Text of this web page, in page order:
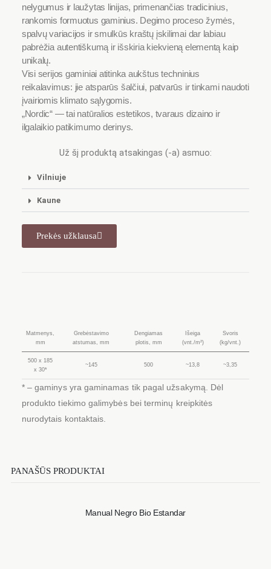
nelygumus ir laužytas linijas, primenančias tradicinius,
rankomis formuotus gaminius. Degimo proceso žymės,
spalvų variacijos ir smulkūs kraštų įskilimai dar labiau
pabrėžia autentiškumą ir išskiria kiekvieną elementą kaip
unikalų.
Visi serijos gaminiai atitinka aukštus techninius
reikalavimus: jie atsparūs šalčiui, patvarūs ir tinkami naudoti
įvairiomis klimato sąlygomis.
„Nordic“ — tai natūralios estetikos, tvaraus dizaino ir
ilgalaikio patikimumo derinys.
Už šį produktą atsakingas (-a) asmuo:
Vilniuje
Kaune
Prekės užklausa
Matmenys,
mm
Grebėstavimo
atstumas, mm
Dengiamas
plotis, mm
Išeiga
(vnt./m²)
Svoris
(kg/vnt.)
500 x 185
x 30*
~145 500 ~13,8 ~3,35
* – gaminys yra gaminamas tik pagal užsakymą. Dėl
produkto tiekimo galimybės bei terminų kreipkitės
nurodytais kontaktais.
PANAŠŪS PRODUKTAI
Manual Negro Bio Estandar